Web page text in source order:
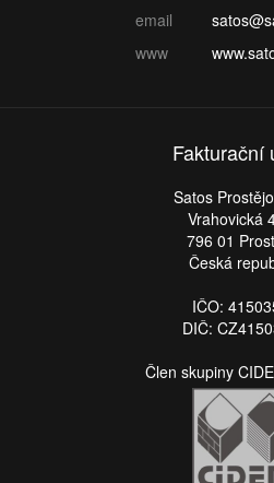
email
www
Fakturační
Satos
Vrahovická
796 01
Česká
IČO:
DIČ:
Člen skupiny